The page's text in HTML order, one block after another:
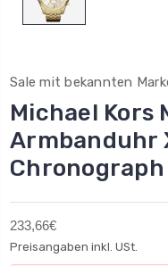
Sale mit bekannten
Michael Kors
Armbanduhr
Chronograph
233,66€
Preisangaben inkl. USt.